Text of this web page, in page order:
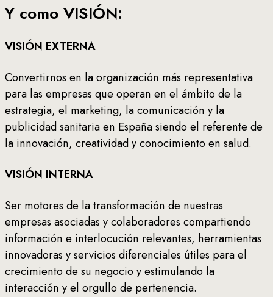
Y como VISIÓN:
VISIÓN EXTERNA
Convertirnos en la organización más representativa
para las empresas que operan en el ámbito de la
estrategia, el marketing, la comunicación y la
publicidad sanitaria en España siendo el referente de
la innovación, creatividad y conocimiento en salud.
VISIÓN INTERNA
Ser motores de la transformación de nuestras
empresas asociadas y colaboradores compartiendo
información e interlocución relevantes, herramientas
innovadoras y servicios diferenciales útiles para el
crecimiento de su negocio y estimulando la
interacción y el orgullo de pertenencia.